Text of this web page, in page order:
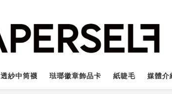
透紗中筒襪 琺瑯徽章飾品卡 紙睫毛 媒體介